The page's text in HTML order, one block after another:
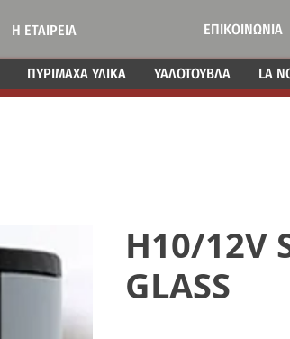
Η ΕΤΑΙΡΕΙΑ ΕΠΙΚΟΙΝΩΝΙΑ
ΠΥΡΙΜΑΧΑ ΥΛΙΚΑ ΥΑΛΟΤΟΥΒΛΑ LA
H10/12V
GLASS